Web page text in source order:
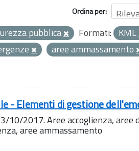
Ordina per
pubblica Formati: KML
aree ammassamento
- Elementi di gestione
10/2017. Aree accoglienza, aree
aree ammassamento